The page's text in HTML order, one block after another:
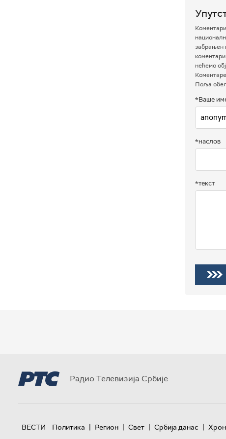
забрањен
нећемо
Поља
*Ваше
*наслов
*текст
Радио Телевизија Србије
ВЕСТИ Политика | Регион | Свет | Србија данас |